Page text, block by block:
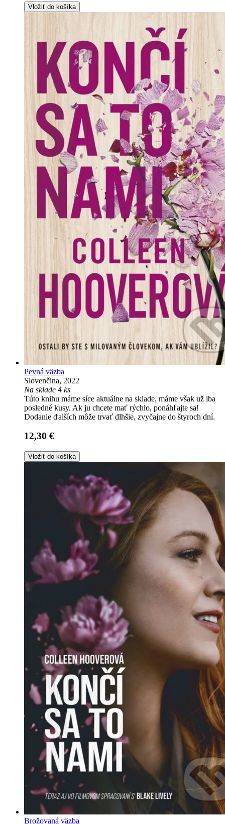
Vložiť do košíka
Pevná väzba
Slovenčina, 2022
Na sklade 4 ks
Túto knihu máme síce aktuálne na sklade, máme však už iba
posledné kusy. Ak ju chcete mať rýchlo, ponáhľajte sa!
Dodanie ďalších môže trvať dlhšie, zvyčajne do štyroch dní.
12,30 €
Vložiť do košíka
Brožovaná väzba